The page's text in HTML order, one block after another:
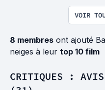
VOIR
8 membres ont ajouté
neiges à leur top 10 film
CRITIQUES : AVIS